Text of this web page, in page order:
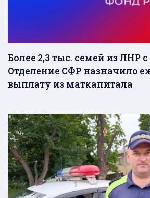
Более 2,3 тыс. семей из ЛНР
Отделение СФР назначило
выплату из маткапитала